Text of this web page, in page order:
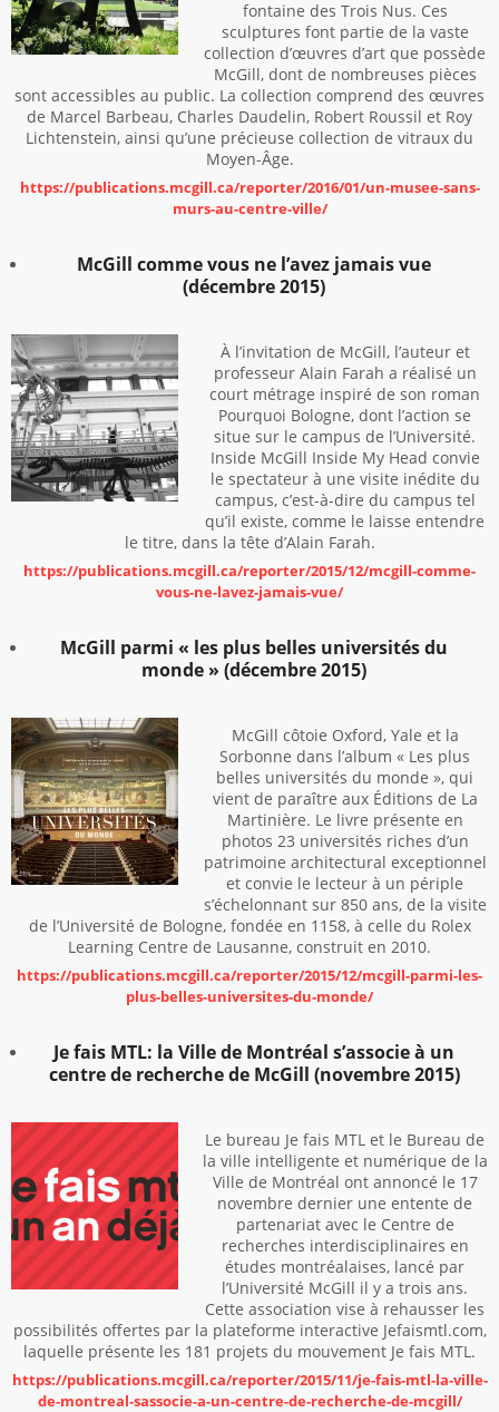
fontaine des Trois Nus. Ces
sculptures font partie de la vaste
collection d’œuvres d’art que possède
McGill, dont de nombreuses pièces
sont accessibles au public. La collection comprend des œuvres
de Marcel Barbeau, Charles Daudelin, Robert Roussil et Roy
Lichtenstein, ainsi qu’une précieuse collection de vitraux du
Moyen-Âge.
https://publications.mcgill.ca/reporter/2016/01/un-musee-sans-
murs-au-centre-ville/
McGill comme vous ne l’avez jamais vue
(décembre 2015)
À l’invitation de McGill, l’auteur et
professeur Alain Farah a réalisé un
court métrage inspiré de son roman
Pourquoi Bologne, dont l’action se
situe sur le campus de l’Université.
Inside McGill Inside My Head convie
le spectateur à une visite inédite du
campus, c’est-à-dire du campus tel
qu’il existe, comme le laisse entendre
le titre, dans la tête d’Alain Farah.
https://publications.mcgill.ca/reporter/2015/12/mcgill-comme-
vous-ne-lavez-jamais-vue/
McGill parmi « les plus belles universités du
monde » (décembre 2015)
McGill côtoie Oxford, Yale et la
Sorbonne dans l’album « Les plus
belles universités du monde », qui
vient de paraître aux Éditions de La
Martinière. Le livre présente en
photos 23 universités riches d’un
patrimoine architectural exceptionnel
et convie le lecteur à un périple
s’échelonnant sur 850 ans, de la visite
de l’Université de Bologne, fondée en 1158, à celle du Rolex
Learning Centre de Lausanne, construit en 2010.
https://publications.mcgill.ca/reporter/2015/12/mcgill-parmi-les-
plus-belles-universites-du-monde/
Je fais MTL: la Ville de Montréal s’associe à un
centre de recherche de McGill (novembre 2015)
Le bureau Je fais MTL et le Bureau de
la ville intelligente et numérique de la
Ville de Montréal ont annoncé le 17
novembre dernier une entente de
partenariat avec le Centre de
recherches interdisciplinaires en
études montréalaises, lancé par
l’Université McGill il y a trois ans.
Cette association vise à rehausser les
possibilités offertes par la plateforme interactive Jefaismtl.com,
laquelle présente les 181 projets du mouvement Je fais MTL.
https://publications.mcgill.ca/reporter/2015/11/je-fais-mtl-la-ville-
de-montreal-sassocie-a-un-centre-de-recherche-de-mcgill/